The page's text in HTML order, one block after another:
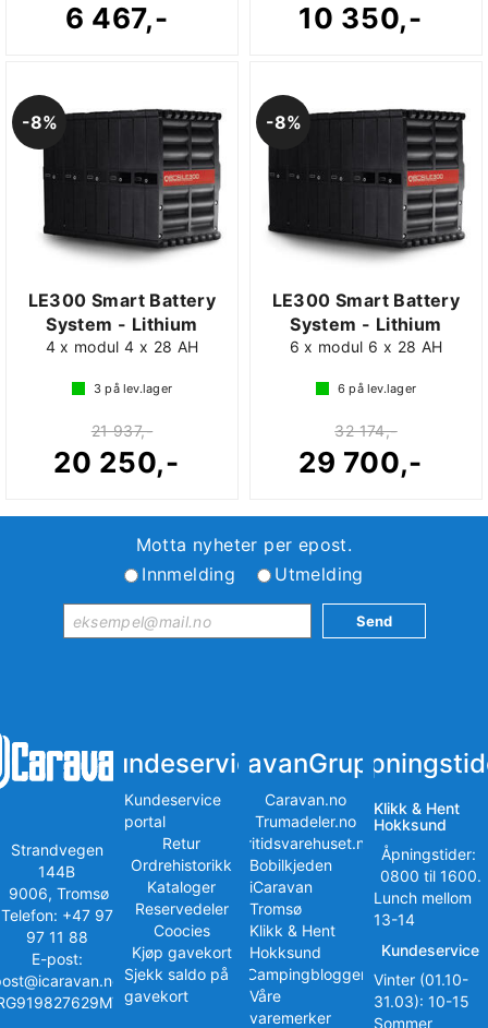
6 467,- 10 350,-
8%
LE300 Smart Battery
System - Lithium
4 x modul 4 x 28 AH
3 på lev.lager
21 937,-
20 250,-
8%
LE300 Smart Battery
System - Lithium
6 x modul 6 x 28 AH
6 på lev.lager
32 174,-
29 700,-
Motta nyheter per epost.
Innmelding
Utmelding
Strandvegen
144B
9006, Tromsø
Telefon: +47 97
97 11 88
E-post:
Kundeservice
Kundeservice
portal
Retur
Ordrehistorikk
Kataloger
Reservedeler
Coocies
Kjøp gavekort
Sjekk saldo på
gavekort
iCaravanGruppen
Caravan.no
Trumadeler.no
Fritidsvarehuset.no
Bobilkjeden
iCaravan
Tromsø
Klikk & Hent
Hokksund
iCampingbloggen
Våre
varemerker
Klikk & Hent
Hokksund
Åpningstider:
0800 til 1600.
Lunch mellom
13-14
Kundeservice
Vinter (01.10-
31.03): 10-15
Sommer